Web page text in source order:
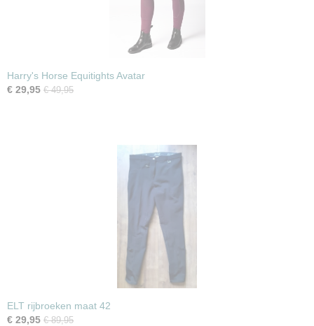
Harry's Horse Equitights Avatar
€ 29,95 € 49,95
ELT rijbroeken maat 42
€ 29,95 € 89,95